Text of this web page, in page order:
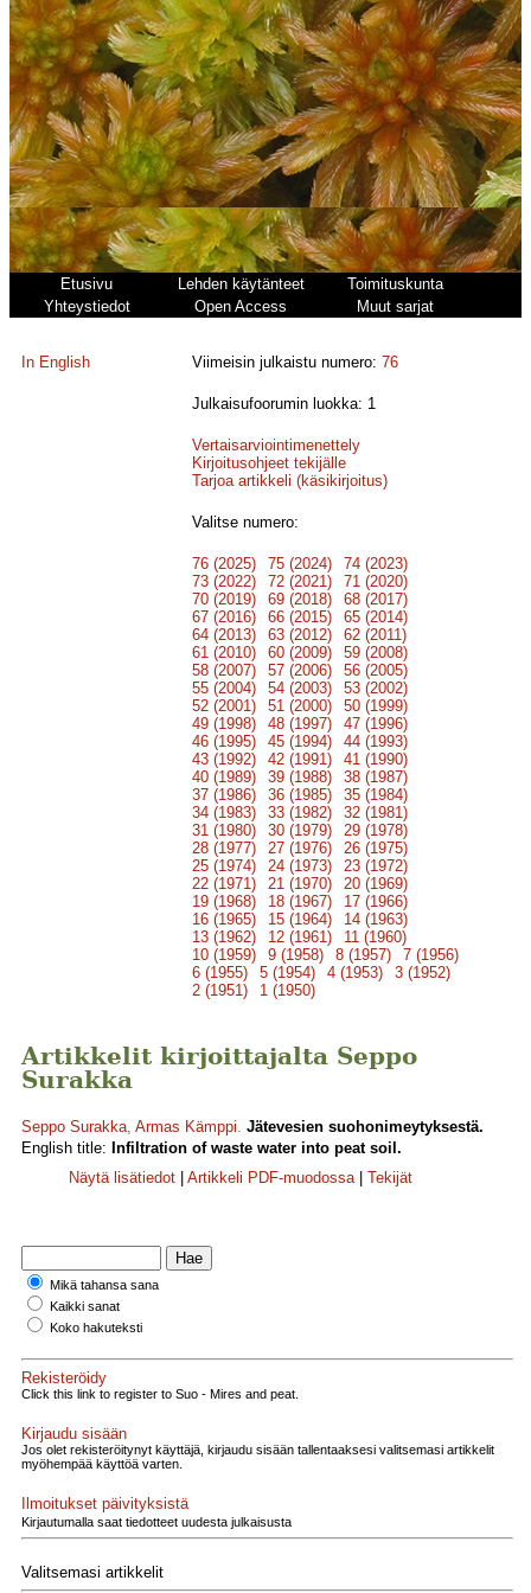
Etusivu Lehden käytänteet
Toimituskunta
Yhteystiedot
Open Access Muut sarjat
In English Viimeisin julkaistu numero:76
Julkaisufoorumin luokka: 1
Vertaisarviointimenettely
Kirjoitusohjeet tekijälle
Tarjoa artikkeli (käsikirjoitus)
Valitse numero:
76 (2025) 75 (2024)
74 (2023)
73 (2022)
72 (2021)
71 (2020)
70 (2019)
69 (2018)
68 (2017)
67 (2016)
66 (2015)
65 (2014)
64 (2013)
63 (2012)
62 (2011)
61 (2010)
60 (2009)
59 (2008)
58 (2007)
57 (2006)
56 (2005)
55 (2004)
54 (2003)
53 (2002)
52 (2001)
51 (2000)
50 (1999)
49 (1998)
48 (1997)
47 (1996)
46 (1995)
45 (1994)
44 (1993)
43 (1992)
42 (1991)
41 (1990)
40 (1989)
39 (1988)
38 (1987)
37 (1986)
36 (1985)
35 (1984)
34 (1983)
33 (1982)
32 (1981)
31 (1980)
30 (1979)
29 (1978)
28 (1977)
27 (1976)
26 (1975)
25 (1974)
24 (1973)
23 (1972)
22 (1971)
21 (1970)
20 (1969)
19 (1968)
18 (1967)
17 (1966)
16 (1965)
15 (1964)
14 (1963)
13 (1962)
12 (1961)
11 (1960)
10 (1959)
9 (1958) 8 (1957)
7 (1956)
6 (1955)
5 (1954) 4 (1953)
3 (1952)
2 (1951)
1 (1950)
Artikkelit kirjoittajalta Seppo
Surakka
Seppo Surakka, Armas Kämppi. Jätevesien suohonimeytyksestä.
English title: Infiltration of waste water into peat soil.
Näytä lisätiedot
Artikkeli PDF-muodossa| Tekijät
Mikä tahansa sana
Kaikki sanat
Koko hakuteksti
Rekisteröidy
Click this link to register to Suo - Mires and peat.
Kirjaudu sisään
Jos olet rekisteröitynyt käyttäjä, kirjaudu sisään tallentaaksesi valitsemasi artikkelit
myöhempää käyttöä varten.
Ilmoitukset päivityksistä
Kirjautumalla saat tiedotteet uudesta julkaisusta
Valitsemasi artikkelit